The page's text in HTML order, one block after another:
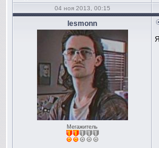
04 ноя 2013, 00:15
lesmonn
Мегажитель